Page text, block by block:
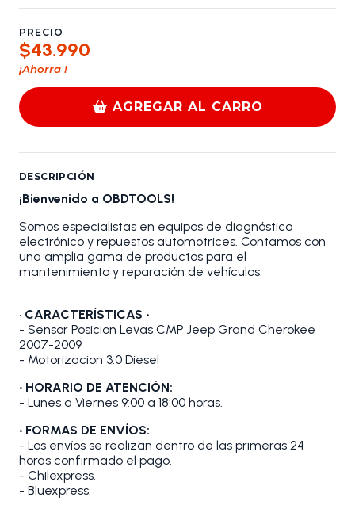
PRECIO
$43.990
¡Ahorra !
AGREGAR AL CARRO
DESCRIPCIÓN
¡Bienvenido a OBDTOOLS!
Somos especialistas en equipos de diagnóstico
electrónico y repuestos automotrices. Contamos con
una amplia gama de productos para el
mantenimiento y reparación de vehículos.
• CARACTERÍSTICAS •
- Sensor Posicion Levas CMP Jeep Grand Cherokee
2007-2009
- Motorizacion 3.0 Diesel
• HORARIO DE ATENCIÓN:
- Lunes a Viernes 9:00 a 18:00 horas.
• FORMAS DE ENVÍOS:
- Los envíos se realizan dentro de las primeras 24
horas confirmado el pago.
- Chilexpress.
- Bluexpress.